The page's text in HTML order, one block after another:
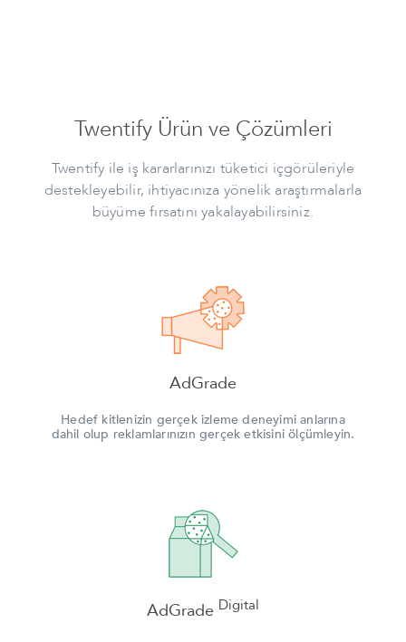
Twentify Ürün ve Çözümleri
Twentify ile iş kararlarınızı tüketici içgörüleriyle
destekleyebilir, ihtiyacınıza yönelik araştırmalarla
büyüme fırsatını yakalayabilirsiniz.
AdGrade
Hedef kitlenizin gerçek izleme deneyimi anlarına
dahil olup reklamlarınızın gerçek etkisini ölçümleyin.
AdGrade Digital